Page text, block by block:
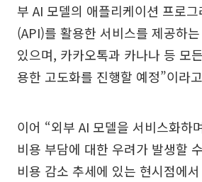
부 AI 모델의 애플리케이션 프로
(API)를 활용한 서비스를 제공하
있으며, 카카오톡과 카나나 등 모
용한 고도화를 진행할 예정”이라
이어 “외부 AI 모델을 서비스화하
비용 부담에 대한 우려가 발생할
비용 감소 추세에 있는 현시점에